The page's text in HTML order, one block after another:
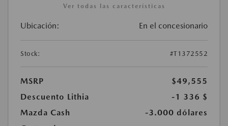
Ver todas las características
Ubicación: En el concesionario
Stock: #T1372552
MSRP
$49,555
Descuento Lithia
-1 336 $
Mazda Cash
-3.000 dólares